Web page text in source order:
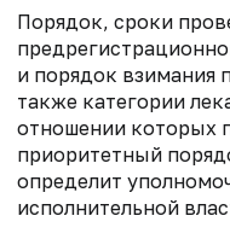
Порядок, сроки
и порядок взимания
также категории
отношении которых
приоритетный
определит
исполнительной